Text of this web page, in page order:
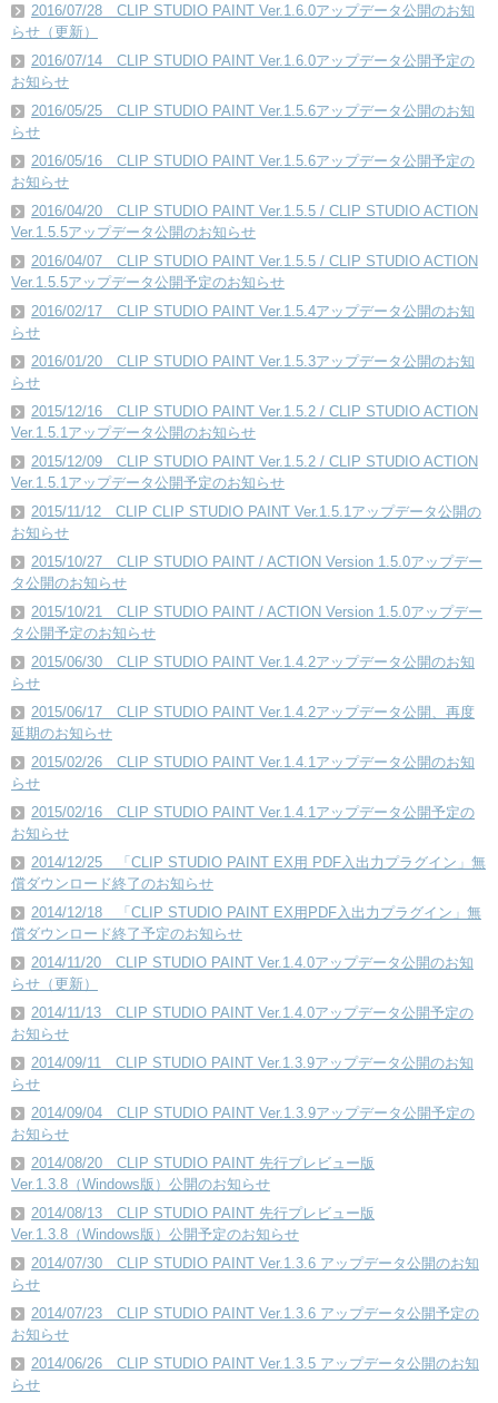
2016/07/28 CLIP STUDIO PAINT Ver.1.6.0アップデータ公開のお知
らせ（更新）
2016/07/14 CLIP STUDIO PAINT Ver.1.6.0アップデータ公開予定の
お知らせ
2016/05/25 CLIP STUDIO PAINT Ver.1.5.6アップデータ公開のお知
らせ
2016/05/16 CLIP STUDIO PAINT Ver.1.5.6アップデータ公開予定の
お知らせ
2016/04/20 CLIP STUDIO PAINT Ver.1.5.5 / CLIP STUDIO ACTION
Ver.1.5.5アップデータ公開のお知らせ
2016/04/07 CLIP STUDIO PAINT Ver.1.5.5 / CLIP STUDIO ACTION
Ver.1.5.5アップデータ公開予定のお知らせ
2016/02/17 CLIP STUDIO PAINT Ver.1.5.4アップデータ公開のお知
らせ
2016/01/20 CLIP STUDIO PAINT Ver.1.5.3アップデータ公開のお知
らせ
2015/12/16 CLIP STUDIO PAINT Ver.1.5.2 / CLIP STUDIO ACTION
Ver.1.5.1アップデータ公開のお知らせ
2015/12/09 CLIP STUDIO PAINT Ver.1.5.2 / CLIP STUDIO ACTION
Ver.1.5.1アップデータ公開予定のお知らせ
2015/11/12 CLIP CLIP STUDIO PAINT Ver.1.5.1アップデータ公開の
お知らせ
2015/10/27 CLIP STUDIO PAINT / ACTION Version 1.5.0アップデー
タ公開のお知らせ
2015/10/21 CLIP STUDIO PAINT / ACTION Version 1.5.0アップデー
タ公開予定のお知らせ
2015/06/30 CLIP STUDIO PAINT Ver.1.4.2アップデータ公開のお知
らせ
2015/06/17 CLIP STUDIO PAINT Ver.1.4.2アップデータ公開、再度
延期のお知らせ
2015/02/26 CLIP STUDIO PAINT Ver.1.4.1アップデータ公開のお知
らせ
2015/02/16 CLIP STUDIO PAINT Ver.1.4.1アップデータ公開予定の
お知らせ
2014/12/25 「CLIP STUDIO PAINT EX用 PDF入出力プラグイン」無
償ダウンロード終了のお知らせ
2014/12/18 「CLIP STUDIO PAINT EX用PDF入出力プラグイン」無
償ダウンロード終了予定のお知らせ
2014/11/20 CLIP STUDIO PAINT Ver.1.4.0アップデータ公開のお知
らせ（更新）
2014/11/13 CLIP STUDIO PAINT Ver.1.4.0アップデータ公開予定の
お知らせ
2014/09/11 CLIP STUDIO PAINT Ver.1.3.9アップデータ公開のお知
らせ
2014/09/04 CLIP STUDIO PAINT Ver.1.3.9アップデータ公開予定の
お知らせ
2014/08/20 CLIP STUDIO PAINT 先行プレビュー版
Ver.1.3.8（Windows版）公開のお知らせ
2014/08/13 CLIP STUDIO PAINT 先行プレビュー版
Ver.1.3.8（Windows版）公開予定のお知らせ
2014/07/30 CLIP STUDIO PAINT Ver.1.3.6 アップデータ公開のお知
らせ
2014/07/23 CLIP STUDIO PAINT Ver.1.3.6 アップデータ公開予定の
お知らせ
2014/06/26 CLIP STUDIO PAINT Ver.1.3.5 アップデータ公開のお知
らせ